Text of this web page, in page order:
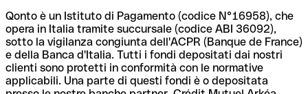
Qonto è un Istituto di Pagamento (codice N°16958), che
opera in Italia tramite succursale (codice ABI 36092),
sotto la vigilanza congiunta dell'ACPR (Banque de France)
e della Banca d'Italia. Tutti i fondi depositati dai nostri
clienti sono protetti in conformità con le normative
applicabili. Una parte di questi fondi è o depositata